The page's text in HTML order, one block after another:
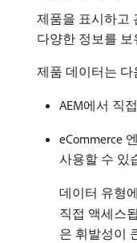
제품을 표시하고
다양한 정보를
제품 데이터는 다
AEM에서 직
eCommerce
사용할 수 있
데이터 유형
직접 액세스
은 휘발성이